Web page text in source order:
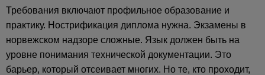
Требования включают профильное образование и
практику. Нострификация диплома нужна. Экзамены в
норвежском надзоре сложные. Язык должен быть на
уровне понимания технической документации. Это
барьер, который отсеивает многих. Но те, кто проходит,